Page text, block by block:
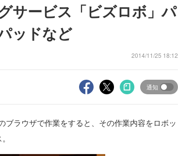
サービス「ビズロボ」パ
ッドなど
2014/11/25 18:12
通知
ラウザで作業をすると、その作業内容をロボッ